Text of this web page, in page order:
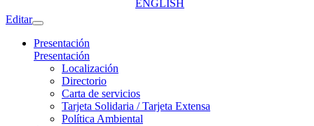
ENGLISH
Editar
Presentación
Presentación
Localización
Directorio
Carta de servicios
Tarjeta Solidaria / Tarjeta Extensa
Política Ambiental